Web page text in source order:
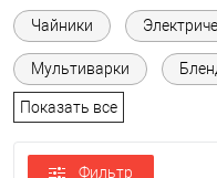
Чайники
Мультиварки
Показать все
Фильтр